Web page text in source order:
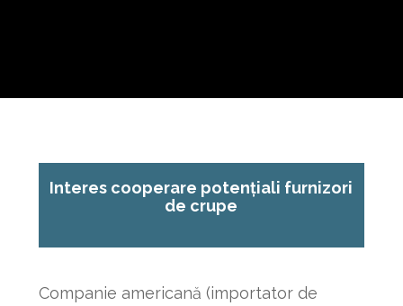
Interes cooperare potențiali furnizori
de crupe
Companie americană (importator de